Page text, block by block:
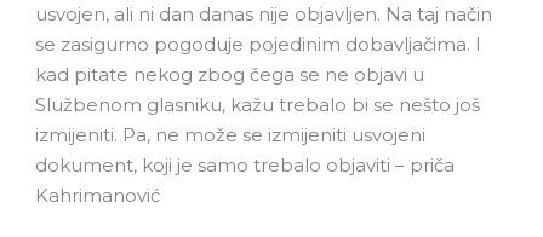
usvojen, ali ni dan danas nije objavljen. Na taj način
se zasigurno pogoduje pojedinim dobavljačima. I
kad pitate nekog zbog čega se ne objavi u
Službenom glasniku, kažu trebalo bi se nešto još
izmijeniti. Pa, ne može se izmijeniti usvojeni
dokument, koji je samo trebalo objaviti – priča
Kahrimanović